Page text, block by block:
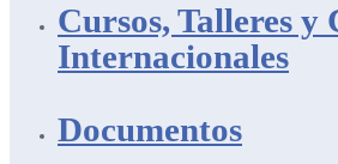
Cursos, Talleres y
Internacionales
Documentos